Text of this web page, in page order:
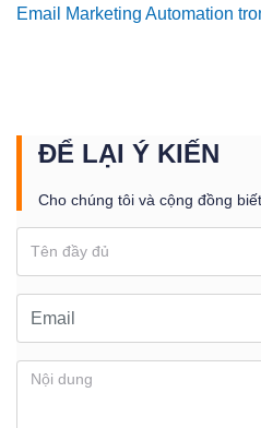
Email Marketing Automation
ĐỂ LẠI Ý KIẾN
Cho chúng tôi và cộng đồng